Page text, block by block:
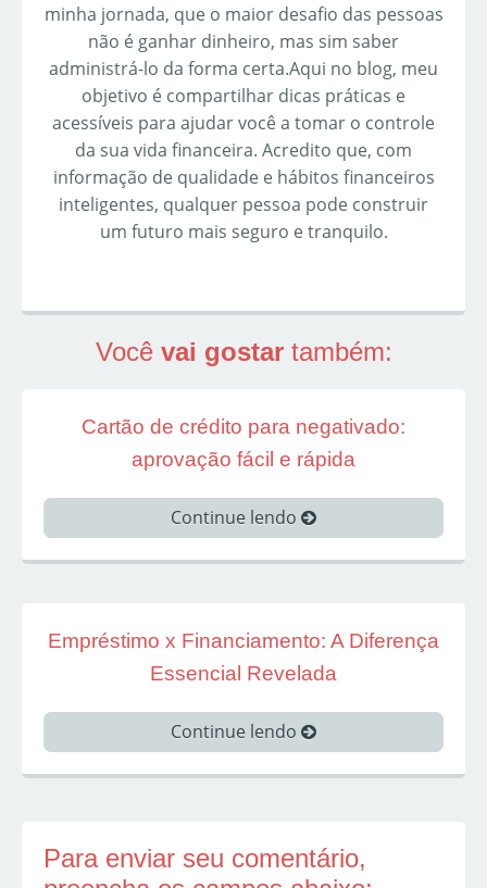
minha jornada, que o maior desafio das pessoas
não é ganhar dinheiro, mas sim saber
administrá-lo da forma certa.Aqui no blog, meu
objetivo é compartilhar dicas práticas e
acessíveis para ajudar você a tomar o controle
da sua vida financeira. Acredito que, com
informação de qualidade e hábitos financeiros
inteligentes, qualquer pessoa pode construir
um futuro mais seguro e tranquilo.
Você vai gostartambém:
Cartão de crédito para negativado:
aprovação fácil e rápida
Continue lendo
Empréstimo x Financiamento: A Diferença
Essencial Revelada
Continue lendo
Para enviar seu comentário,